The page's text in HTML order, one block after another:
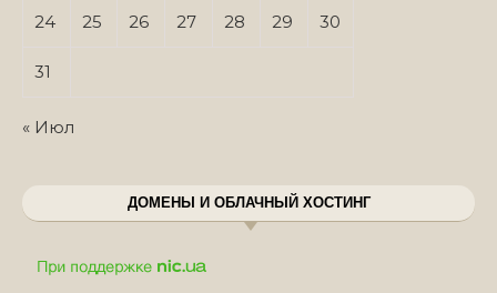
24 25 26 27 28 29 30
31
« Июл
ДОМЕНЫ И ОБЛАЧНЫЙ ХОСТИНГ